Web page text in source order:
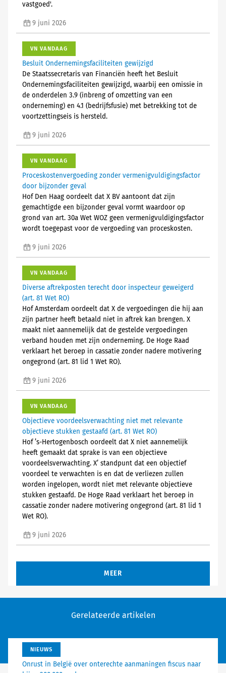
vastgoed'.
9 juni 2026
VN VANDAAG
Besluit Ondernemingsfaciliteiten gewijzigd
De Staatssecretaris van Financiën heeft het Besluit
Ondernemingsfaciliteiten gewijzigd, waarbij een omissie in
de onderdelen 3.9 (inbreng of omzetting van een
onderneming) en 4.1 (bedrijfsfusie) met betrekking tot de
voortzettingseis is hersteld.
9 juni 2026
VN VANDAAG
Proceskostenvergoeding zonder vermenigvuldigingsfactor
door bijzonder geval
Hof Den Haag oordeelt dat X BV aantoont dat zijn
gemachtigde een bijzonder geval vormt waardoor op
grond van art. 30a Wet WOZ geen vermenigvuldigingsfactor
wordt toegepast voor de vergoeding van proceskosten.
9 juni 2026
VN VANDAAG
Diverse aftrekposten terecht door inspecteur geweigerd
(art. 81 Wet RO)
Hof Amsterdam oordeelt dat X de vergoedingen die hij aan
zijn partner heeft betaald niet in aftrek kan brengen. X
maakt niet aannemelijk dat de gestelde vergoedingen
verband houden met zijn onderneming. De Hoge Raad
verklaart het beroep in cassatie zonder nadere motivering
ongegrond (art. 81 lid 1 Wet RO).
9 juni 2026
VN VANDAAG
Objectieve voordeelsverwachting niet met relevante
objectieve stukken gestaafd (art. 81 Wet RO)
Hof ’s-Hertogenbosch oordeelt dat X niet aannemelijk
heeft gemaakt dat sprake is van een objectieve
voordeelsverwachting. X’ standpunt dat een objectief
voordeel te verwachten is en dat de verliezen zullen
worden ingelopen, wordt niet met relevante objectieve
stukken gestaafd. De Hoge Raad verklaart het beroep in
cassatie zonder nadere motivering ongegrond (art. 81 lid 1
Wet RO).
9 juni 2026
MEER
Gerelateerde artikelen
NIEUWS
Onrust in België over onterechte aanmaningen fiscus naar